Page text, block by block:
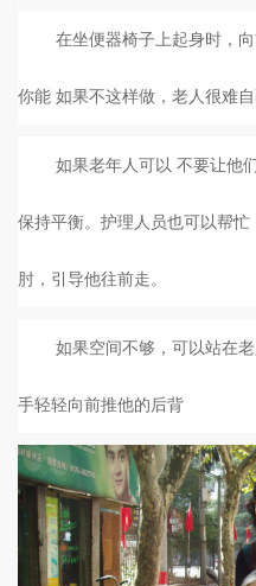
在坐便器椅子上起身时，
你能 如果不这样做，老人很难自
如果老年人可以 不要让他
保持平衡。护理人员也可以帮
肘，引导他往前走。
如果空间不够，可以站在
手轻轻向前推他的后背